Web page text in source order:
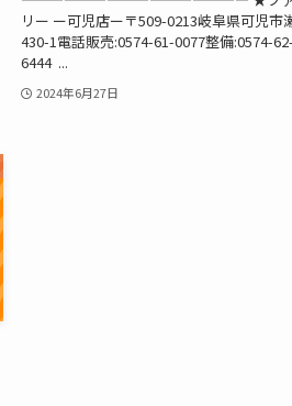
リー ー可児店ー〒509-0213岐阜県可児市
430-1電話販売:0574-61-0077整備:0574-62-
6444 ...
2024年6月27日